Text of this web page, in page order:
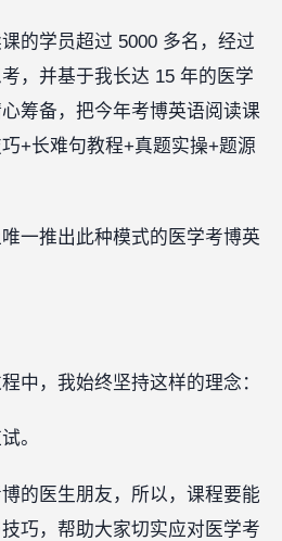
的学员超过 5000 多名，经过
，并基于我长达 15 年的医学
筹备，把今年考博英语阅读课
+长难句教程+真题实操+题源
一推出此种模式的医学考博英
中，我始终坚持这样的理念：
。
的医生朋友，所以，课程要能
巧，帮助大家切实应对医学考